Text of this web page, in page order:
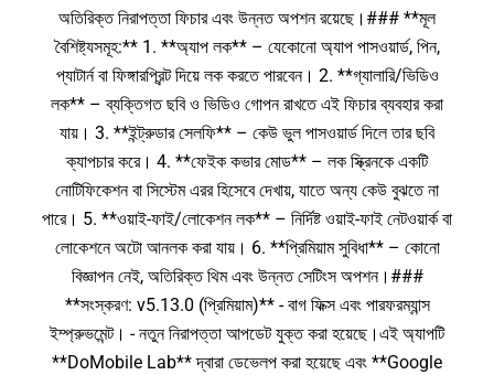
অতিরিক্ত নিরাপত্তা ফিচার এবং উন্নত অপশন রয়েছে।### **মূল
বৈশিষ্ট্যসমূহ:** 1. **অ্যাপ লক** – যেকোনো অ্যাপ পাসওয়ার্ড, পিন,
প্যাটার্ন বা ফিঙ্গারপ্রিন্ট দিয়ে লক করতে পারবেন। 2. **গ্যালারি/ভিডিও
লক** – ব্যক্তিগত ছবি ও ভিডিও গোপন রাখতে এই ফিচার ব্যবহার করা
যায়। 3. **ইন্ট্রুডার সেলফি** – কেউ ভুল পাসওয়ার্ড দিলে তার ছবি
ক্যাপচার করে। 4. **ফেইক কভার মোড** – লক স্ক্রিনকে একটি
নোটিফিকেশন বা সিস্টেম এরর হিসেবে দেখায়, যাতে অন্য কেউ বুঝতে না
পারে। 5. **ওয়াই-ফাই/লোকেশন লক** – নির্দিষ্ট ওয়াই-ফাই নেটওয়ার্ক বা
লোকেশনে অটো আনলক করা যায়। 6. **প্রিমিয়াম সুবিধা** – কোনো
বিজ্ঞাপন নেই, অতিরিক্ত থিম এবং উন্নত সেটিংস অপশন।###
**সংস্করণ: v5.13.0 (প্রিমিয়াম)** - বাগ ফিক্স এবং পারফরম্যান্স
ইম্প্রুভমেন্ট। - নতুন নিরাপত্তা আপডেট যুক্ত করা হয়েছে।এই অ্যাপটি
**DoMobile Lab** দ্বারা ডেভেলপ করা হয়েছে এবং **Google